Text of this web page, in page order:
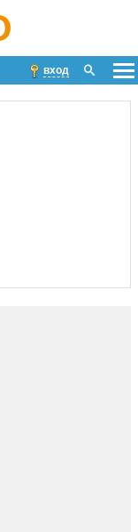
вход